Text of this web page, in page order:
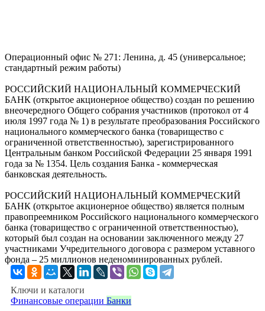
Операционный офис № 271: Ленина, д. 45 (универсальное;
стандартный режим работы)
РОССИЙСКИЙ НАЦИОНАЛЬНЫЙ КОММЕРЧЕСКИЙ
БАНК (открытое акционерное общество) создан по решению
внеочередного Общего собрания участников (протокол от 4
июля 1997 года № 1) в результате преобразования Российского
национального коммерческого банка (товарищество с
ограниченной ответственностью), зарегистрированного
Центральным банком Российской Федерации 25 января 1991
года за № 1354. Цель создания Банка - коммерческая
банковская деятельность.
РОССИЙСКИЙ НАЦИОНАЛЬНЫЙ КОММЕРЧЕСКИЙ
БАНК (открытое акционерное общество) является полным
правопреемником Российского национального коммерческого
банка (товарищество с ограниченной ответственностью),
который был создан на основании заключенного между 27
участниками Учредительного договора с размером уставного
фонда – 25 миллионов неденоминированных рублей.
Ключи и каталоги
Финансовые операции Банки